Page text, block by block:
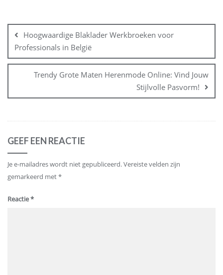
navigatie
Hoogwaardige Blaklader Werkbroeken voor
Professionals in België
Trendy Grote Maten Herenmode Online: Vind Jouw
Stijlvolle Pasvorm!
GEEF EEN REACTIE
Je e-mailadres wordt niet gepubliceerd.Vereiste velden zijn
gemarkeerd met*
Reactie*